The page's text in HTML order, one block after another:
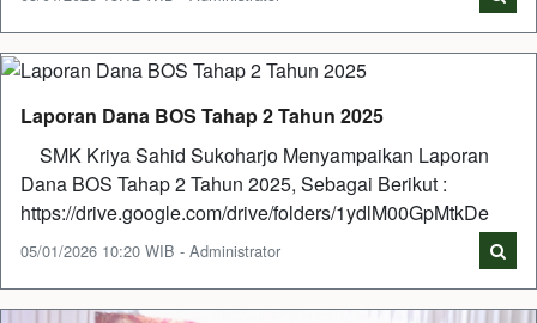
Laporan Dana BOS Tahap 2 Tahun 2025
SMK Kriya Sahid Sukoharjo Menyampaikan Laporan
Dana BOS Tahap 2 Tahun 2025, Sebagai Berikut :
https://drive.google.com/drive/folders/1ydlM00GpMtkDe
05/01/2026 10:20 WIB - Administrator